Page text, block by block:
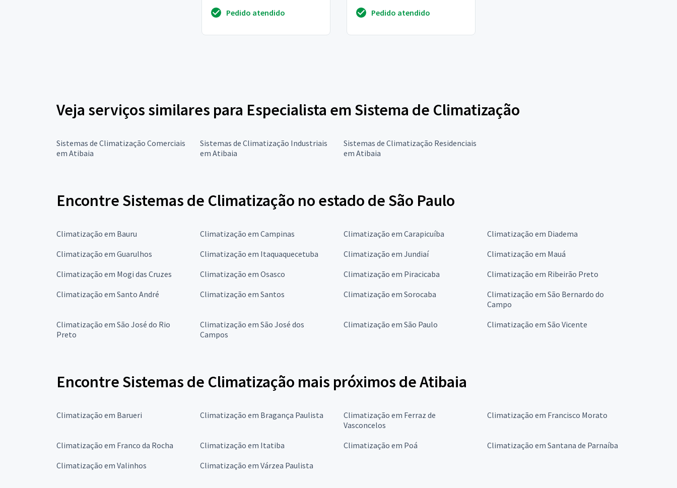
Pedido atendido
mas ela não gela, e o...
Pedido atendido
Veja serviços similares para Especialista em Sistema de Climatização
Sistemas de Climatização Comerciais
em Atibaia
Sistemas de Climatização Industriais
em Atibaia
Sistemas de Climatização Residenciais
em Atibaia
Encontre Sistemas de Climatização no estado de São Paulo
Climatização em Bauru Climatização em Campinas Climatização em Carapicuíba
Climatização em Diadema
Climatização em Guarulhos
Climatização em Itaquaquecetuba Climatização em Jundiaí
Climatização em Mauá
Climatização em Mogi das Cruzes
Climatização em Osasco Climatização em Piracicaba
Climatização em Ribeirão Preto
Climatização em Santo André
Climatização em Santos Climatização em Sorocaba
Climatização em São Bernardo do
Campo
Climatização em São José do Rio
Preto
Climatização em São José dos
Campos
Climatização em São Paulo Climatização em São Vicente
Encontre Sistemas de Climatização mais próximos de Atibaia
Climatização em Barueri Climatização em Bragança Paulista
Climatização em Ferraz de
Vasconcelos
Climatização em Francisco Morato
Climatização em Franco da Rocha Climatização em Itatiba Climatização em Poá
Climatização em Santana de Parnaíba
Climatização em Valinhos
Climatização em Várzea Paulista